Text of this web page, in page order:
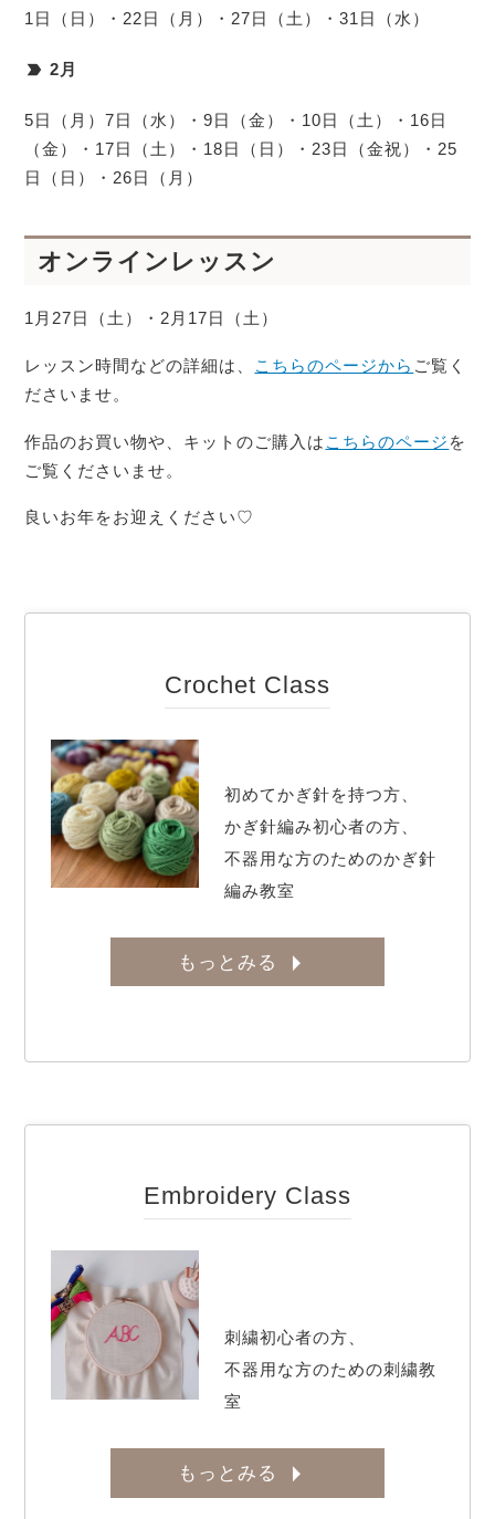
1日（日）・22日（月）・27日（土）・31日（水）
2月
5日（月）7日（水）・9日（金）・10日（土）・16日
（金）・17日（土）・18日（日）・23日（金祝）・25
日（日）・26日（月）
オンラインレッスン
1月27日（土）・2月17日（土）
レッスン時間などの詳細は、 こちらのページから ご覧く
ださいませ。
作品のお買い物や、キットのご購入は こちらのページ を
ご覧くださいませ。
良いお年をお迎えください♡
Crochet Class
初めてかぎ針を持つ方、
かぎ針編み初心者の方、
不器用な方のためのかぎ針
編み教室
もっとみる
Embroidery Class
刺繍初心者の方、
不器用な方のための刺繍教
室
もっとみる